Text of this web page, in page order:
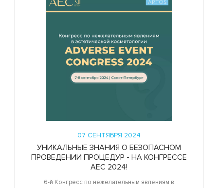
07 СЕНТЯБРЯ 2024
УНИКАЛЬНЫЕ ЗНАНИЯ О БЕЗОПАСНОМ
ПРОВЕДЕНИИ ПРОЦЕДУР - НА КОНГРЕССЕ
AEC 2024!
6-й Конгресс по нежелательным явлениям в